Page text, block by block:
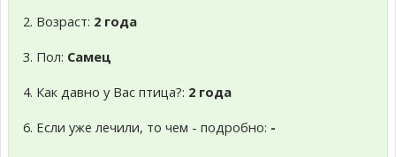
2. Возраст: 2 года
3. Пол: Самец
4. Как давно у Вас птица?: 2 года
6. Если уже лечили, то чем - подробно: -